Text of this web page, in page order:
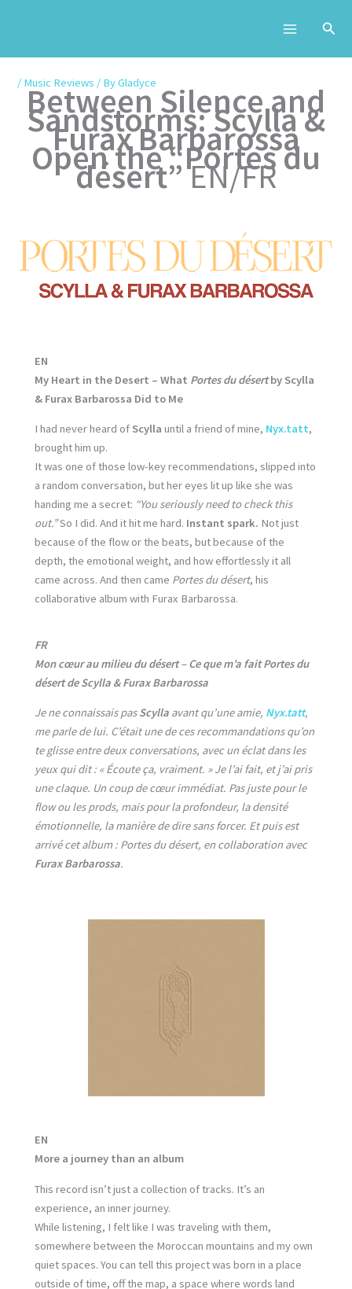
/ Music Reviews / ByGladyce
Between Silence and
Sandstorms: Scylla &
Furax Barbarossa
Open the “Portes du
désert”EN/FR
EN
My Heart in the Desert – What Portes du désertby Scylla
& Furax Barbarossa Did to Me
I had never heard of Scylla until a friend of mine, Nyx.tatt,
brought him up.
It was one of those low-key recommendations, slipped into
a random conversation, but her eyes lit up like she was
handing me a secret: “You seriously need to check this
out.”So I did. And it hit me hard. Instant spark. Not just
because of the flow or the beats, but because of the
depth, the emotional weight, and how effortlessly it all
came across. And then came Portes du désert, his
collaborative album with Furax Barbarossa.
FR
Mon cœur au milieu du désert – Ce que m’a fait Portes du
désert de Scylla & Furax Barbarossa
Je ne connaissais pasScylla avant qu’une amie, Nyx.tatt,
me parle de lui. C’était une de ces recommandations qu’on
te glisse entre deux conversations, avec un éclat dans les
yeux qui dit : « Écoute ça, vraiment. » Je l’ai fait, et j’ai pris
une claque. Un coup de cœur immédiat. Pas juste pour le
flow ou les prods, mais pour la profondeur, la densité
émotionnelle, la manière de dire sans forcer. Et puis est
arrivé cet album : Portes du désert, en collaboration avec
Furax Barbarossa.
EN
More a journey than an album
This record isn’t just a collection of tracks. It’s an
experience, an inner journey.
While listening, I felt like I was traveling with them,
somewhere between the Moroccan mountains and my own
quiet spaces. You can tell this project was born in a place
outside of time, off the map, a space where words land